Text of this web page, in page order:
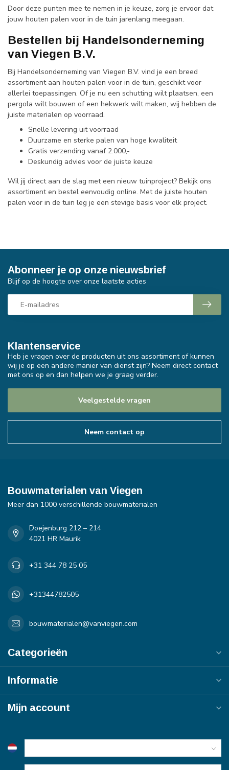
Door deze punten mee te nemen in je keuze, zorg je ervoor dat
jouw houten palen voor in de tuin jarenlang meegaan.
Bestellen bij Handelsonderneming
van Viegen B.V.
Bij Handelsonderneming van Viegen B.V. vind je een breed
assortiment aan houten palen voor in de tuin, geschikt voor
allerlei toepassingen. Of je nu een schutting wilt plaatsen, een
pergola wilt bouwen of een hekwerk wilt maken, wij hebben de
juiste materialen op voorraad.
Snelle levering uit voorraad
Duurzame en sterke palen van hoge kwaliteit
Gratis verzending vanaf 2.000,-
Deskundig advies voor de juiste keuze
Wil jij direct aan de slag met een nieuw tuinproject? Bekijk ons
assortiment en bestel eenvoudig online. Met de juiste houten
palen voor in de tuin leg je een stevige basis voor elk project.
Klantenservice
Heb je vragen over de producten uit ons assortiment of kunnen
wij je op een andere manier van dienst zijn? Neem direct contact
met ons op en dan helpen we je graag verder.
Veelgestelde vragen
Neem contact op
Abonneer je op onze nieuwsbrief
Blijf op de hoogte over onze laatste acties
Bouwmaterialen van Viegen
Meer dan 1000 verschillende bouwmaterialen
Doejenburg 212 – 214
4021 HR Maurik
+31 344 78 25 05
+31344782505
bouwmaterialen@vanviegen.com
Categorieën
Informatie
Mijn account